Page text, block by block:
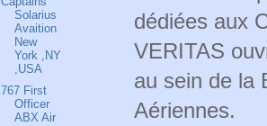
dédiées aux
VERITAS
au sein de la
Aériennes.
Solarius
Avaition
New
York ,NY
,USA
767 First
Officer
ABX Air